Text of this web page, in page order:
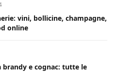
vini, bollicine, champagne,
online
brandy e cognac: tutte le